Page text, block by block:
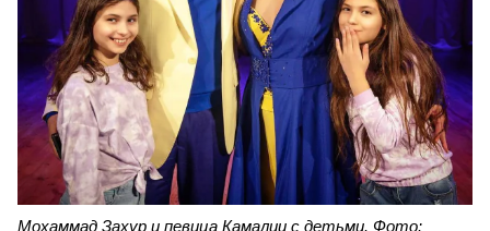
Мохаммад Захур и певица Камалии с детьми. Фото: